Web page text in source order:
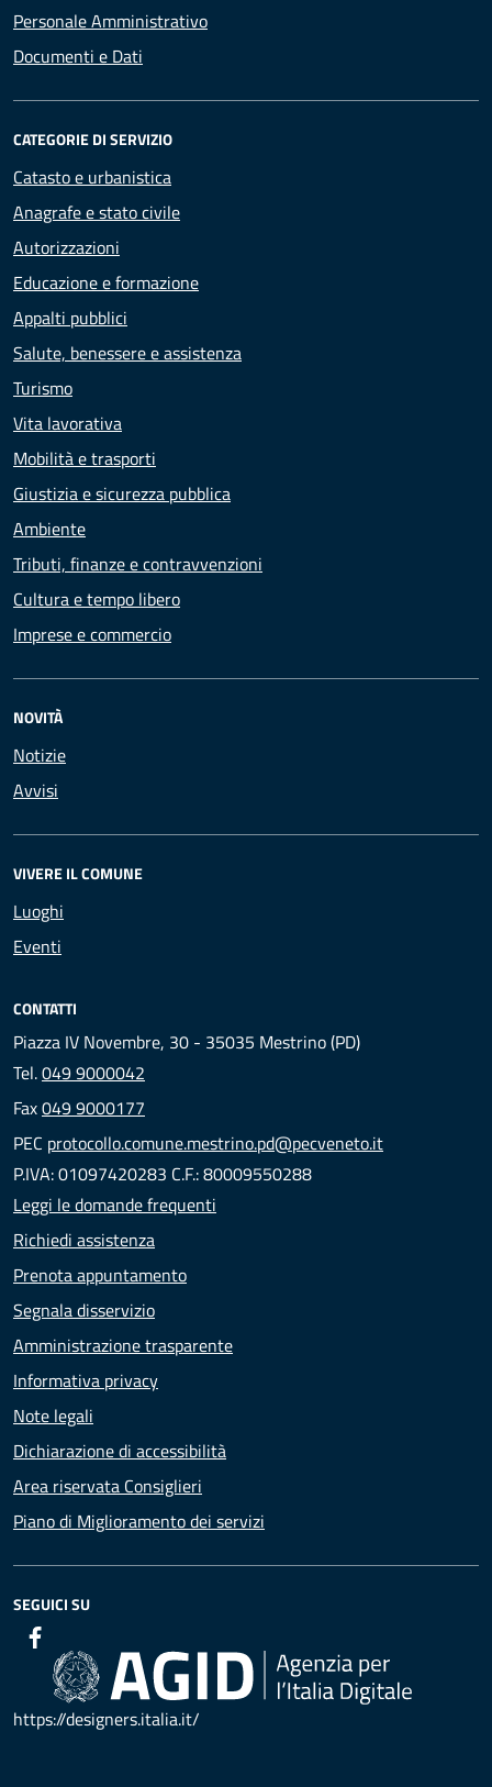
Personale Amministrativo
Documenti e Dati
CATEGORIE DI SERVIZIO
Catasto e urbanistica
Anagrafe e stato civile
Autorizzazioni
Educazione e formazione
Appalti pubblici
Salute, benessere e assistenza
Turismo
Vita lavorativa
Mobilità e trasporti
Giustizia e sicurezza pubblica
Ambiente
Tributi, finanze e contravvenzioni
Cultura e tempo libero
Imprese e commercio
NOVITÀ
Notizie
Avvisi
VIVERE IL COMUNE
Luoghi
Eventi
CONTATTI
Piazza IV Novembre, 30 - 35035 Mestrino (PD)
Tel.049 9000042
Fax049 9000177
PEC protocollo.comune.mestrino.pd@pecveneto.it
P.IVA: 01097420283 C.F.: 80009550288
Leggi le domande frequenti
Richiedi assistenza
Prenota appuntamento
Segnala disservizio
Amministrazione trasparente
Informativa privacy
Note legali
Dichiarazione di accessibilità
Area riservata Consiglieri
Piano di Miglioramento dei servizi
SEGUICI SU
https://designers.italia.it/